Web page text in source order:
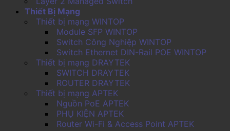
Thiết Bị Mạng
Thiết bị mạng WINTOP
Module SFP WINTOP
Switch Công Nghiệp WINTOP
Switch Ethernet DIN-Rail POE WINTOP
Thiết bị mạng DRAYTEK
SWITCH DRAYTEK
ROUTER DRAYTEK
Thiết bị mạng APTEK
Nguồn PoE APTEK
PHỤ KIỆN APTEK
Router Wi-Fi & Access Point APTEK